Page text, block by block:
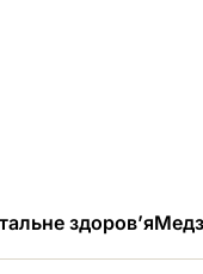
здоров’я